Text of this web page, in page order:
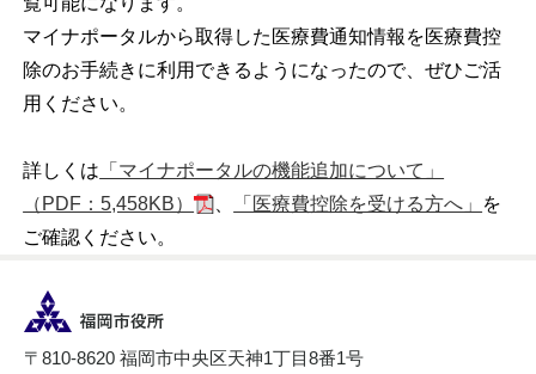
マイナポータルから取得した医療費通知情報を医療費控
除のお手続きに利用できるようになったので、ぜひご活
用ください。
詳しくは 「マイナポータルの機能追加について」
（PDF：5,458KB）
「医療費控除を受ける方へ」
を
ご確認ください。
〒810-8620 福岡市中央区天神1丁目8番1号